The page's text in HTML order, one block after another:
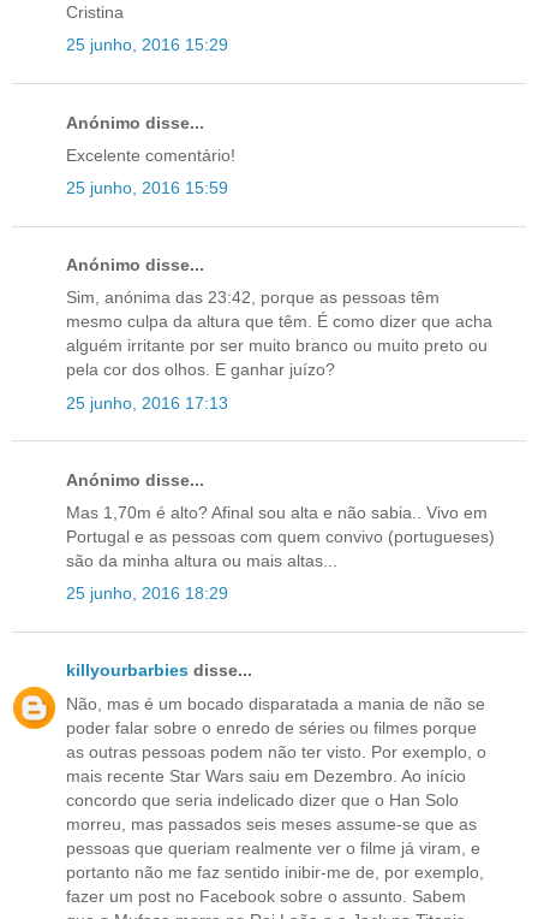
Cristina
25 junho, 2016 15:29
Anónimo disse...
Excelente comentário!
25 junho, 2016 15:59
Anónimo disse...
Sim, anónima das 23:42, porque as pessoas têm
mesmo culpa da altura que têm. É como dizer que acha
alguém irritante por ser muito branco ou muito preto ou
pela cor dos olhos. E ganhar juízo?
25 junho, 2016 17:13
Anónimo disse...
Mas 1,70m é alto? Afinal sou alta e não sabia.. Vivo em
Portugal e as pessoas com quem convivo (portugueses)
são da minha altura ou mais altas...
25 junho, 2016 18:29
killyourbarbies disse...
Não, mas é um bocado disparatada a mania de não se
poder falar sobre o enredo de séries ou filmes porque
as outras pessoas podem não ter visto. Por exemplo, o
mais recente Star Wars saiu em Dezembro. Ao início
concordo que seria indelicado dizer que o Han Solo
morreu, mas passados seis meses assume-se que as
pessoas que queriam realmente ver o filme já viram, e
portanto não me faz sentido inibir-me de, por exemplo,
fazer um post no Facebook sobre o assunto. Sabem